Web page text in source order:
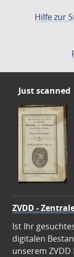
Hilfe zur
Just scanned
ZVDD -
Ist Ihr
digitalen
unserem